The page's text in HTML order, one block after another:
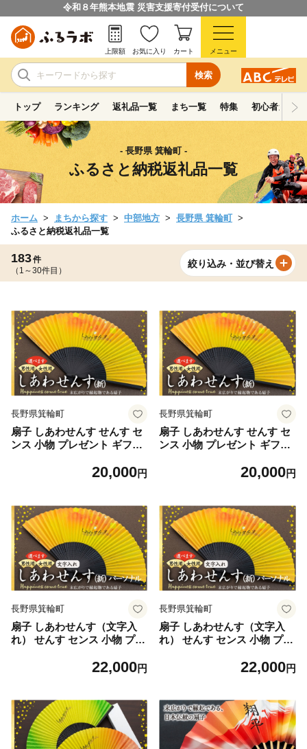
令和８年熊本地震 災害支援寄付受付について
検索
上限額 お気に入り カート メニュー
トップ ランキング 返礼品一覧 まち一覧 特集 初心者ガイド
- 長野県 箕輪町 -
ふるさと納税返礼品一覧
ホーム まちから探す 中部地方
長野県 箕輪町
ふるさと納税返礼品一覧
183件
（1～30件目）
絞り込み・並び替え
長野県箕輪町
扇子 しあわせんす せんす セ
ンス 小物 プレゼント ギフト
20,000円
長野県箕輪町
扇子 しあわせんす せんす セ
ンス 小物 プレゼント ギフト
20,000円
長野県箕輪町
扇子 しあわせんす（文字入
れ） せんす センス 小物 プレ
[№5675-7173]151022,000円
長野県箕輪町
扇子 しあわせんす（文字入
れ） せんす センス 小物 プレ
[№5675-7174]151022,000円